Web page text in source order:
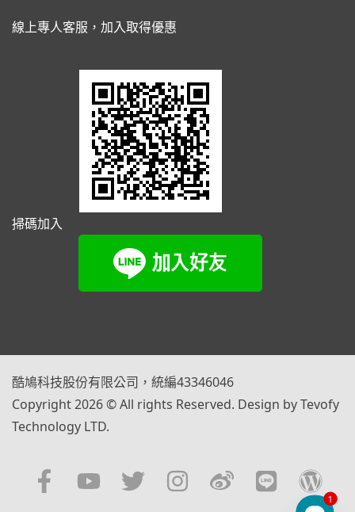
線上專人客服，加入取得優惠
掃碼加入
酷鳩科技股份有限公司，統編43346046
Copyright 2026 © All rights Reserved. Design by Tevofy
Technology LTD.
1